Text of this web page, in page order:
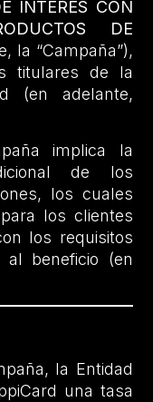
INTERÉS CON
DE
la “Campaña”),
titulares de la
(en adelante,
implica la
de los
los cuales
los clientes
los requisitos
beneficio (en
la Entidad
una tasa